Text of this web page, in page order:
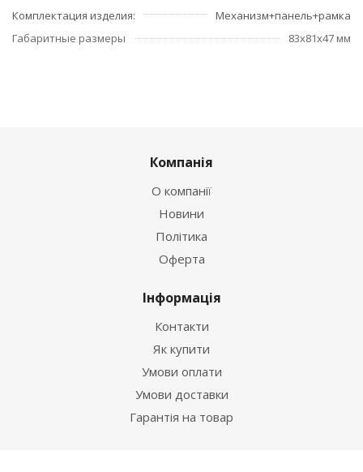
Комплектация изделия
Механизм+панель+рамка
Габаритные размеры
83х81х47 мм
Компанія
О компанії
Новини
Політика
Оферта
Інформація
Контакти
Як купити
Умови оплати
Умови доставки
Гарантія на товар